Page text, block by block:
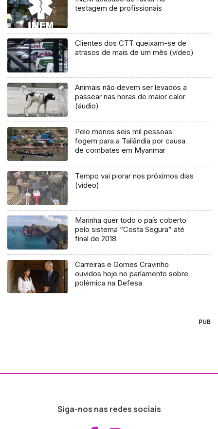
testagem de profissionais
Clientes dos CTT queixam-se de
atrasos de mais de um mês (vídeo)
Animais não devem ser levados a
passear nas horas de maior calor
(áudio)
Pelo menos seis mil pessoas
fogem para a Tailândia por causa
de combates em Myanmar
Tempo vai piorar nos próximos dias
(vídeo)
Marinha quer todo o país coberto
pelo sistema “Costa Segura” até
final de 2018
Carreiras e Gomes Cravinho
ouvidos hoje no parlamento sobre
polémica na Defesa
PUB
Siga-nos nas redes sociais